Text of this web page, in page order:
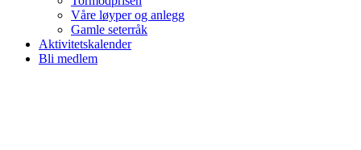
Våre løyper og anlegg
Gamle seterråk
Aktivitetskalender
Bli medlem